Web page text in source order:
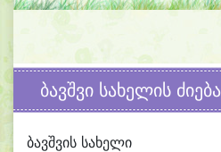
ბავშვი სახელის ძიება
ბავშვის სახელი